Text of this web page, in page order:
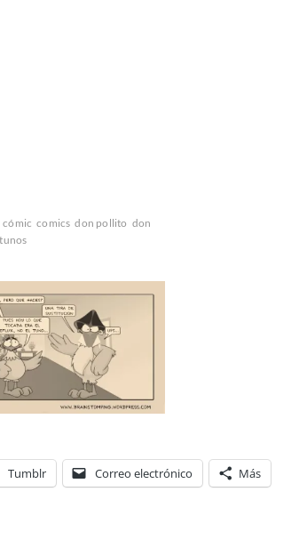
cómic comics don pollito don
tunos
Tumblr Correo electrónico Más